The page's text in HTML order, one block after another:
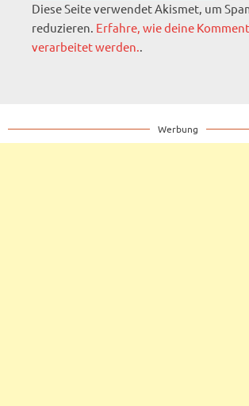
Diese Seite verwendet Akismet, um
reduzieren. Erfahre, wie deine
verarbeitet werden..
Werbung